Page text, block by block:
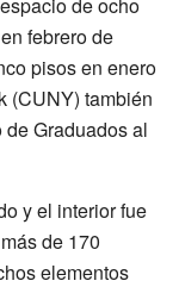
febrero de
pisos en enero
(CUNY) también
Graduados al
y el interior fue
de 170
elementos